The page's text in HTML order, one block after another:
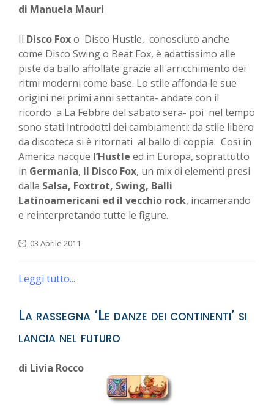
di Manuela Mauri
Il Disco Foxo Disco Hustle, conosciuto anche
come Disco Swing o Beat Fox, è adattissimo alle
piste da ballo affollate grazie all'arricchimento dei
ritmi moderni come base. Lo stile affonda le sue
origini nei primi anni settanta- andate con il
ricordo a La Febbre del sabato sera- poi nel tempo
sono stati introdotti dei cambiamenti: da stile libero
da discoteca si è ritornati al ballo di coppia. Così in
America nacque l’Hustle ed in Europa, soprattutto
in Germania, il Disco Fox, un mix di elementi presi
dalla Salsa, Foxtrot, Swing, Balli
Latinoamericani ed il vecchio rock, incamerando
e reinterpretando tutte le figure.
03 Aprile 2011
Leggi tutto...
La rassegna ‘Le danze dei continenti’ si
lancia nel futuro
di Livia Rocco